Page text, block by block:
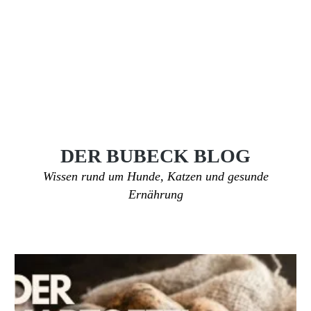
DER BUBECK BLOG
Wissen rund um Hunde, Katzen und gesunde
Ernährung